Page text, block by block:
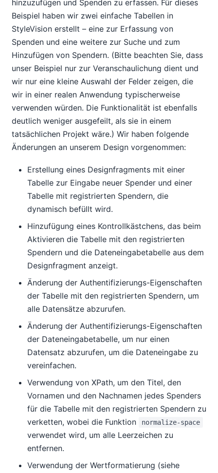
hinzuzufügen und Spenden zu erfassen. Für dieses
Beispiel haben wir zwei einfache Tabellen in
StyleVision erstellt – eine zur Erfassung von
Spenden und eine weitere zur Suche und zum
Hinzufügen von Spendern. (Bitte beachten Sie, dass
unser Beispiel nur zur Veranschaulichung dient und
wir nur eine kleine Auswahl der Felder zeigen, die
wir in einer realen Anwendung typischerweise
verwenden würden. Die Funktionalität ist ebenfalls
deutlich weniger ausgefeilt, als sie in einem
tatsächlichen Projekt wäre.) Wir haben folgende
Änderungen an unserem Design vorgenommen:
Erstellung eines Designfragments mit einer
Tabelle zur Eingabe neuer Spender und einer
Tabelle mit registrierten Spendern, die
dynamisch befüllt wird.
Hinzufügung eines Kontrollkästchens, das beim
Aktivieren die Tabelle mit den registrierten
Spendern und die Dateneingabetabelle aus dem
Designfragment anzeigt.
Änderung der Authentifizierungs-Eigenschaften
der Tabelle mit den registrierten Spendern, um
alle Datensätze abzurufen.
Änderung der Authentifizierungs-Eigenschaften
der Dateneingabetabelle, um nur einen
Datensatz abzurufen, um die Dateneingabe zu
vereinfachen.
Verwendung von XPath, um den Titel, den
Vornamen und den Nachnamen jedes Spenders
für die Tabelle mit den registrierten Spendern zu
verketten, wobei die Funktion
normalize-space
verwendet wird, um alle Leerzeichen zu
entfernen.
Verwendung der Wertformatierung (siehe